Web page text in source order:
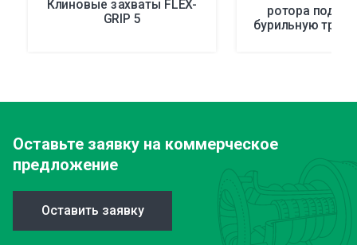
Клиновые захваты FLEX-
GRIP 5
ротора под
бурильную
Оставьте заявку на коммерческое
предложение
Оставить заявку